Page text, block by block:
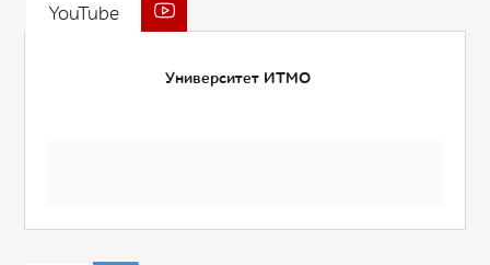
YouTube
Университет ИТМО